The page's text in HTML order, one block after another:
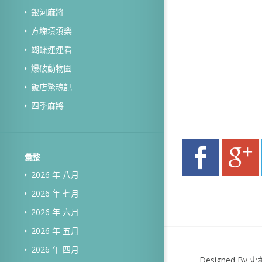
銀河麻將
方塊填填樂
蝴蝶連連看
爆破動物園
飯店驚魂記
四季麻將
彙整
2026 年 八月
2026 年 七月
2026 年 六月
2026 年 五月
2026 年 四月